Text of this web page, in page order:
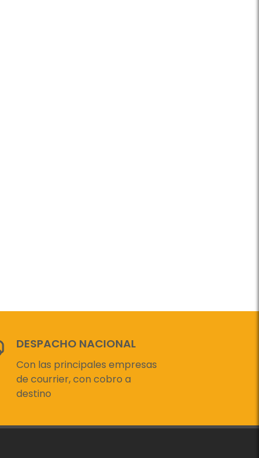
DESPACHO NACIONAL
Con las principales empresas
de courrier, con cobro a
destino